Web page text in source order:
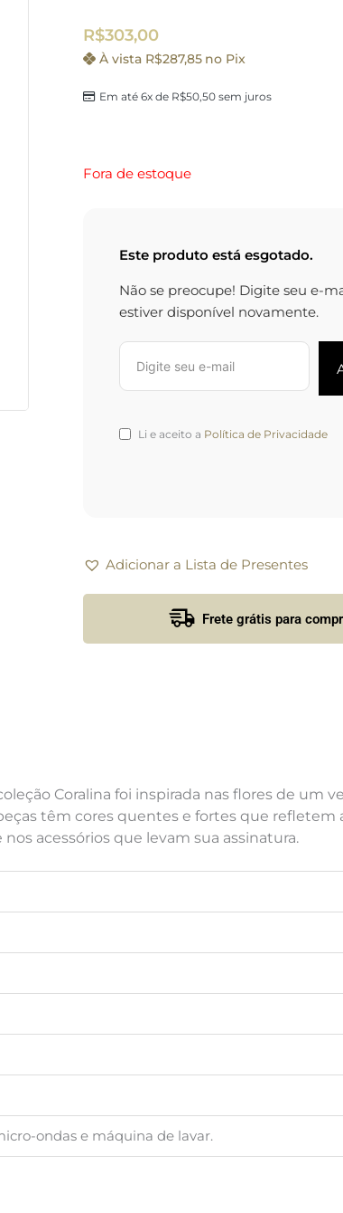
R$303,00
Em até 6x de R$50,50sem juros
À vista R$287,85 no Pix
Fora de estoque
Este produto está esgotado.
Não se preocupe! Digite seu e-
estiver disponível novamente.
Li e aceito a Política de Privacidade
Adicionar a Lista de Presentes
Frete grátis para
Coralina foi inspirada nas flores de um
têm cores quentes e fortes que refletem
acessórios que levam sua assinatura.
ondas e máquina de lavar.